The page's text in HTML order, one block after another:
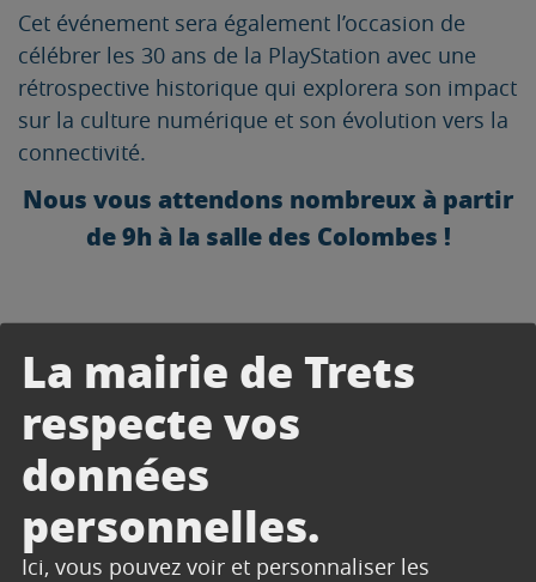
La mairie de Trets
respecte vos
données
personnelles.
Ici, vous pouvez voir et personnaliser les
Cet événement sera également l’occasion de
célébrer les 30 ans de la PlayStation avec une
rétrospective historique qui explorera son impact
sur la culture numérique et son évolution vers la
connectivité.
Nous vous attendons nombreux à partir
de 9h à la salle des Colombes !